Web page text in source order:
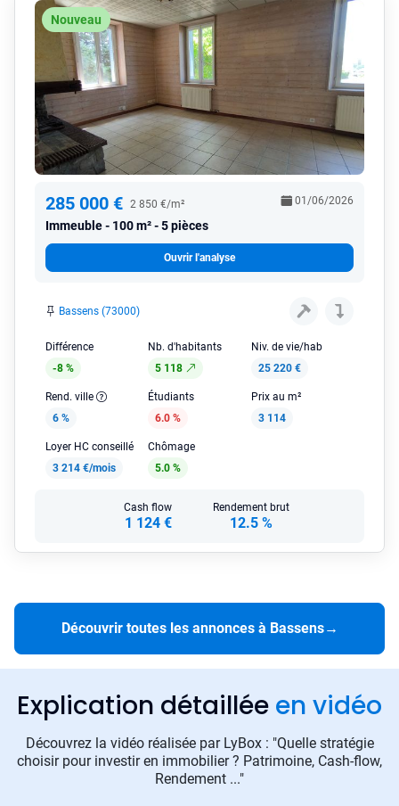
Nouveau
285 000 € 2 850 €/m²
Immeuble 100 m² - 5 pièces
01/06/2026
Ouvrir l'analyse
Bassens (73000)
Différence
-8 %
Nb. d'habitants
5 118
Niv. de vie/hab
25 220 €
Rend. ville
6 %
Étudiants
6.0 %
Prix au m²
3 114
Loyer HC conseillé
3 214 €/mois
Chômage
5.0 %
Cash flow
1 124 €
Rendement brut
12.5 %
Découvrir toutes les annonces à Bassens→
Explication détaillée en vidéo
Découvrez la vidéo réalisée par LyBox : "Quelle stratégie
choisir pour investir en immobilier ? Patrimoine, Cash-flow,
Rendement ..."